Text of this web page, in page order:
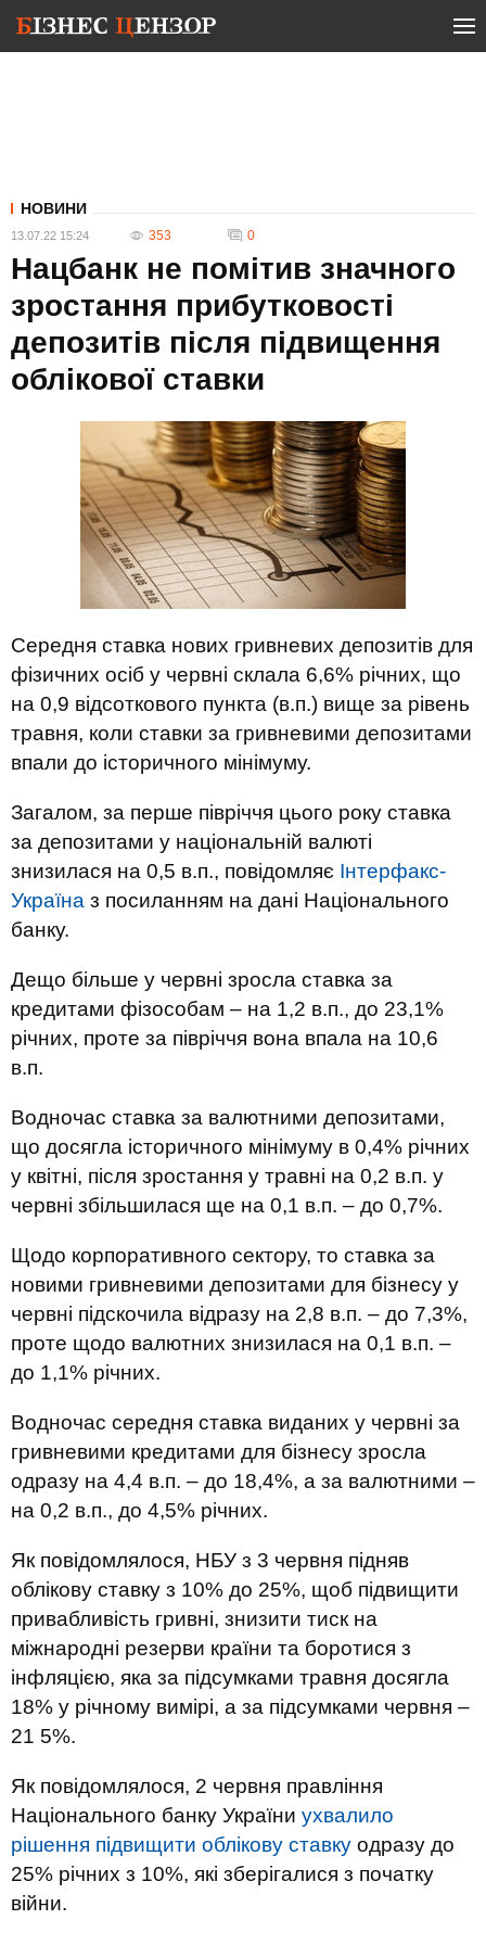
НОВИНИ
13.07.22 15:24 353 0
Нацбанк не помітив значного
зростання прибутковості
депозитів після підвищення
облікової ставки
Середня ставка нових гривневих депозитів для
фізичних осіб у червні склала 6,6% річних, що
на 0,9 відсоткового пункта (в.п.) вище за рівень
травня, коли ставки за гривневими депозитами
впали до історичного мінімуму.
Загалом, за перше півріччя цього року ставка
за депозитами у національній валюті
знизилася на 0,5 в.п., повідомляє Інтерфакс-
Україна з посиланням на дані Національного
банку.
Дещо більше у червні зросла ставка за
кредитами фізособам – на 1,2 в.п., до 23,1%
річних, проте за півріччя вона впала на 10,6
в.п.
Водночас ставка за валютними депозитами,
що досягла історичного мінімуму в 0,4% річних
у квітні, після зростання у травні на 0,2 в.п. у
червні збільшилася ще на 0,1 в.п. – до 0,7%.
Щодо корпоративного сектору, то ставка за
новими гривневими депозитами для бізнесу у
червні підскочила відразу на 2,8 в.п. – до 7,3%,
проте щодо валютних знизилася на 0,1 в.п. –
до 1,1% річних.
Водночас середня ставка виданих у червні за
гривневими кредитами для бізнесу зросла
одразу на 4,4 в.п. – до 18,4%, а за валютними –
на 0,2 в.п., до 4,5% річних.
Як повідомлялося, НБУ з 3 червня підняв
облікову ставку з 10% до 25%, щоб підвищити
привабливість гривні, знизити тиск на
міжнародні резерви країни та боротися з
інфляцією, яка за підсумками травня досягла
18% у річному вимірі, а за підсумками червня –
21 5%.
Як повідомлялося, 2 червня правління
Національного банку України ухвалило
рішення підвищити облікову ставку одразу до
25% річних з 10%, які зберігалися з початку
війни.